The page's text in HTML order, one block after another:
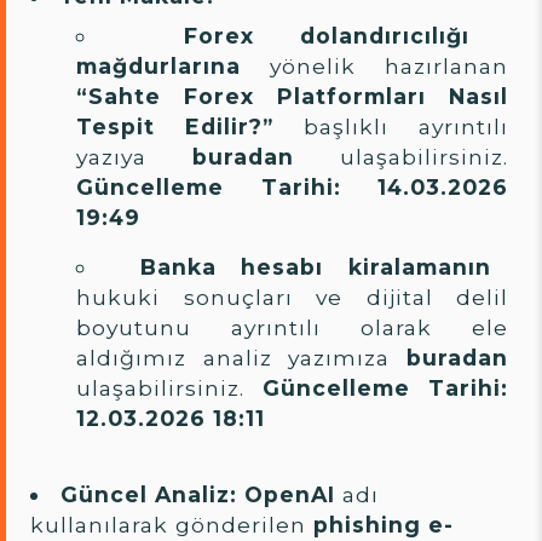
Forex dolandırıcılığı
mağdurlarına yönelik hazırlanan
“Sahte Forex Platformları Nasıl
Tespit Edilir?” başlıklı ayrıntılı
yazıya
buradan ulaşabilirsiniz.
Güncelleme Tarihi: 14.03.2026
19:49
Banka hesabı kiralamanın
hukuki sonuçları ve dijital delil
boyutunu ayrıntılı olarak ele
aldığımız analiz yazımıza
buradan
ulaşabilirsiniz. Güncelleme Tarihi:
12.03.2026 18:11
Güncel Analiz: OpenAI adı
kullanılarak gönderilen phishing e-